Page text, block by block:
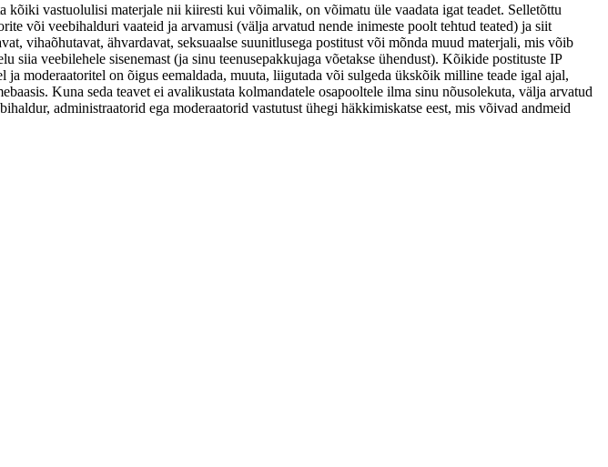
vastuolulisi materjale nii kiiresti kui võimalik, on võimatu üle vaadata igat teadet. Selletõttu
või veebihalduri vaateid ja arvamusi (välja arvatud nende inimeste poolt tehtud teated) ja siit
vihaõhutavat, ähvardavat, seksuaalse suunitlusega postitust või mõnda muud materjali, mis võib
veebilehele sisenemast (ja sinu teenusepakkujaga võetakse ühendust). Kõikide postituste IP
moderaatoritel on õigus eemaldada, muuta, liigutada või sulgeda ükskõik milline teade igal ajal,
Kuna seda teavet ei avalikustata kolmandatele osapooltele ilma sinu nõusolekuta, välja arvatud
administraatorid ega moderaatorid vastutust ühegi häkkimiskatse eest, mis võivad andmeid